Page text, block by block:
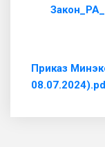
Приказ